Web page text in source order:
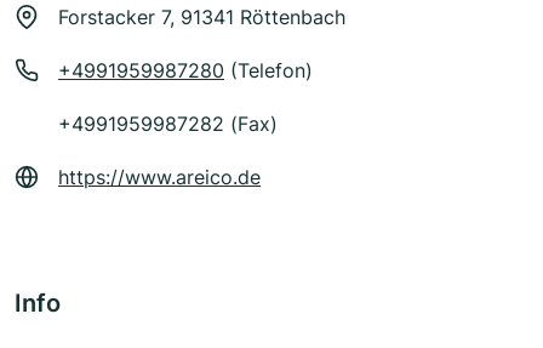
Forstacker 7, 91341 Röttenbach
+4991959987280 (Telefon)
+4991959987282 (Fax)
https://www.areico.de
Info